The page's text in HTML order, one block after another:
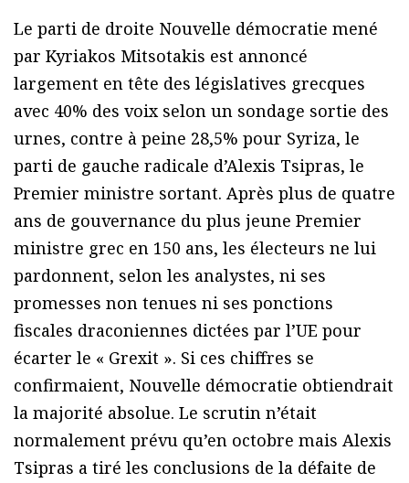
Le parti de droite Nouvelle démocratie mené
par Kyriakos Mitsotakis est annoncé
largement en tête des législatives grecques
avec 40% des voix selon un sondage sortie des
urnes, contre à peine 28,5% pour Syriza, le
parti de gauche radicale d’Alexis Tsipras, le
Premier ministre sortant. Après plus de quatre
ans de gouvernance du plus jeune Premier
ministre grec en 150 ans, les électeurs ne lui
pardonnent, selon les analystes, ni ses
promesses non tenues ni ses ponctions
fiscales draconiennes dictées par l’UE pour
écarter le « Grexit ». Si ces chiffres se
confirmaient, Nouvelle démocratie obtiendrait
la majorité absolue. Le scrutin n’était
normalement prévu qu’en octobre mais Alexis
Tsipras a tiré les conclusions de la défaite de